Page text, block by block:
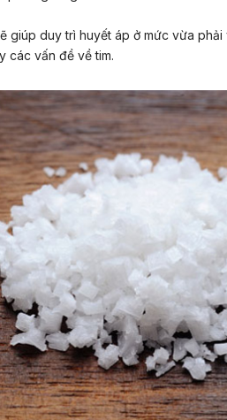
giúp duy trì huyết áp ở mức vừa
các vấn đề về tim.